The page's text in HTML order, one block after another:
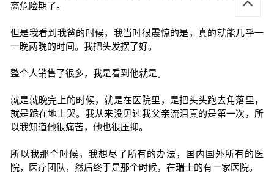
离危险期了。
但是我看到我爸的时候，我当时很震惊的是，真的就能几乎一
一晚两晚的时间。我把头发摆了好。
整个人销售了很多，我是看到他就是。
就是就晚完上的时候，就是在医院里，是把头头跑去角落里，
就是跪在地上哭。我从来没见过我父亲流泪真的是第一次，所
以我知道他很痛苦，他也很压抑。
所以我那个时候，我想尽了所有的办法，国内国外所有的医
院，医疗团队，然后终于是那个时候，在瑞士的有一家医院。